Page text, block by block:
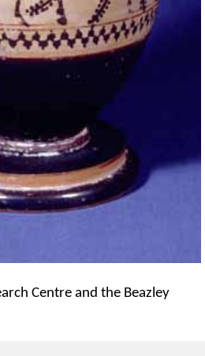
Centre and the Beazley